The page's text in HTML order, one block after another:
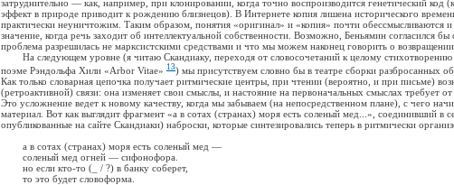
затруднительно — как, например, при клонировании, когда точно воспроизводится генетический код
эффект в природе приводит к рождению близнецов). В Интернете копия лишена исторического
практически неуничтожим. Таким образом, понятия «оригинал» и «копия» почти обессмысливаются
значение, когда речь заходит об интеллектуальной собственности. Возможно, Беньямин согласился
проблема разрешилась не марксистскими средствами и что мы можем наконец говорить о возвращении
На следующем уровне (я читаю Скандиаку, переходя от словосочетаний к целому стихотворению
поэме Рэндольфа Хили «Arbor Vitae» 13) мы присутствуем словно бы в театре сборки разбросанных
Как только словарная цепочка получает ритмические центры, при чтении (вероятно, и при письме)
(ретроактивной) связи: она изменяет свои смыслы, и настояние на первоначальных смыслах требует от
Это усложнение ведет к новому качеству, когда мы забываем (на непосредственном плане), с чего
материал. Вот как выглядит фрагмент «а в сотах (странах) моря есть соленый мед...», соединивший в
опубликованные на сайте Скандиаки) наброски, которые синтезировались теперь в ритмически
а в сотах (странах) моря есть соленый мед —
соленый мед огней — сифонофора.
но если кто-то (_ / ?) в банку соберет,
то это будет словоформа.